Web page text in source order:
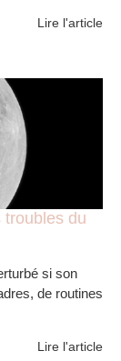
Lire l'article
troubles du
si son
de routines
Lire l'article